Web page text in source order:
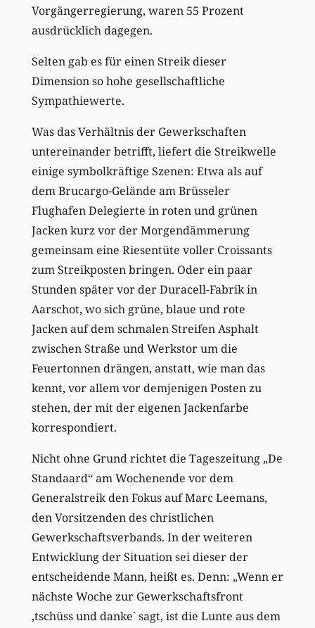
Vorgängerregierung, waren 55 Prozent
ausdrücklich dagegen.
Selten gab es für einen Streik dieser
Dimension so hohe gesellschaftliche
Sympathiewerte.
Was das Verhältnis der Gewerkschaften
untereinander betrifft, liefert die Streikwelle
einige symbolkräftige Szenen: Etwa als auf
dem Brucargo-Gelände am Brüsseler
Flughafen Delegierte in roten und grünen
Jacken kurz vor der Morgendämmerung
gemeinsam eine Riesentüte voller Croissants
zum Streikposten bringen. Oder ein paar
Stunden später vor der Duracell-Fabrik in
Aarschot, wo sich grüne, blaue und rote
Jacken auf dem schmalen Streifen Asphalt
zwischen Straße und Werkstor um die
Feuertonnen drängen, anstatt, wie man das
kennt, vor allem vor demjenigen Posten zu
stehen, der mit der eigenen Jackenfarbe
korrespondiert.
Nicht ohne Grund richtet die Tageszeitung „De
Standaard“ am Wochenende vor dem
Generalstreik den Fokus auf Marc Leemans,
den Vorsitzenden des christlichen
Gewerkschaftsverbands. In der weiteren
Entwicklung der Situation sei dieser der
entscheidende Mann, heißt es. Denn: „Wenn er
nächste Woche zur Gewerkschaftsfront
‚tschüss und danke` sagt, ist die Lunte aus dem